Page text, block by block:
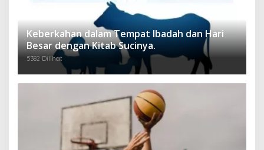
Keberkahan dalam Tempat Ibadah dan Hari
Besar dengan Kitab Sucinya.
5382 Dilihat